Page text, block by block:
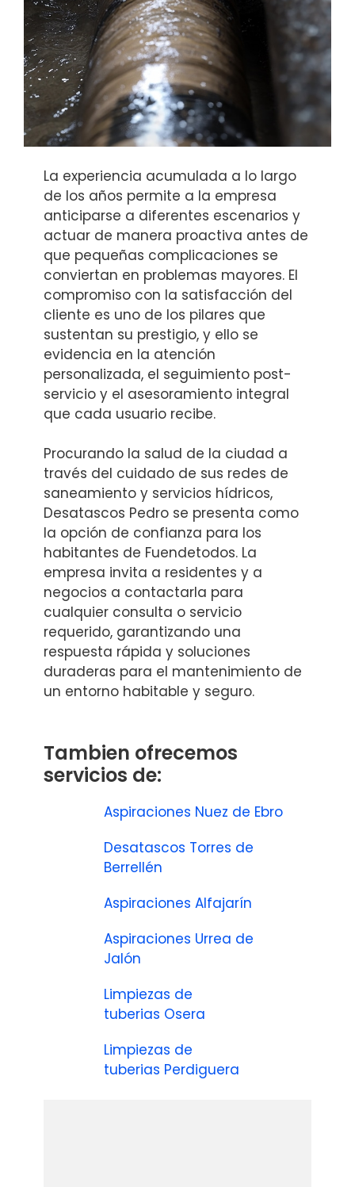
La experiencia acumulada a lo largo
de los años permite a la empresa
anticiparse a diferentes escenarios y
actuar de manera proactiva antes de
que pequeñas complicaciones se
conviertan en problemas mayores. El
compromiso con la satisfacción del
cliente es uno de los pilares que
sustentan su prestigio, y ello se
evidencia en la atención
personalizada, el seguimiento post-
servicio y el asesoramiento integral
que cada usuario recibe.
Procurando la salud de la ciudad a
través del cuidado de sus redes de
saneamiento y servicios hídricos,
Desatascos Pedro se presenta como
la opción de confianza para los
habitantes de Fuendetodos. La
empresa invita a residentes y a
negocios a contactarla para
cualquier consulta o servicio
requerido, garantizando una
respuesta rápida y soluciones
duraderas para el mantenimiento de
un entorno habitable y seguro.
Tambien ofrecemos
servicios de:
Aspiraciones Nuez de Ebro
Desatascos Torres de
Berrellén
Aspiraciones Alfajarín
Aspiraciones Urrea de
Jalón
Limpiezas de
tuberias Osera
Limpiezas de
tuberias Perdiguera